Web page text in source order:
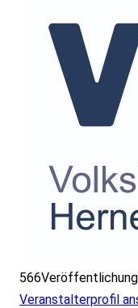
566
Veranstalterprofil